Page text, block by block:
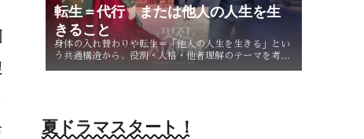
転生＝代行 または他人の人生を生
きること
身体の入れ替わりや転生＝「他人の人生を生きる」とい
う共通構造から、役割・人格・他者理解のテーマを考
夏ドラマスタート！